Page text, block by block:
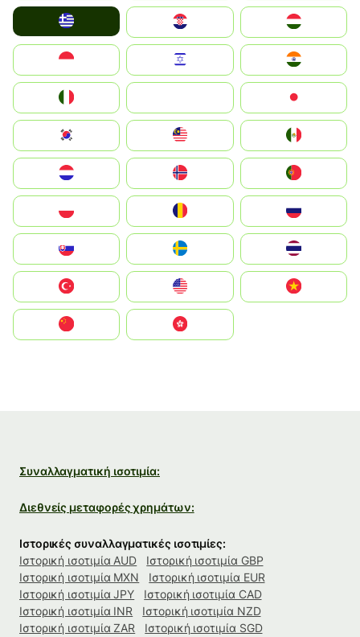
Magyarország
South Korea
United States
中國香港特別行政區
Συναλλαγματική ισοτιμία:
Διεθνείς μεταφορές χρημάτων:
Ιστορικές συναλλαγματικές ισοτιμίες:
Ιστορική ισοτιμία AUD
Ιστορική ισοτιμία GBP
Ιστορική ισοτιμία MXN
Ιστορική ισοτιμία EUR
Ιστορική ισοτιμία JPY
Ιστορική ισοτιμία CAD
Ιστορική ισοτιμία INR
Ιστορική ισοτιμία NZD
Ιστορική ισοτιμία ZAR
Ιστορική ισοτιμία SGD